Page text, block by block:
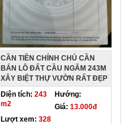
CẦN TIỀN CHÍNH CHỦ CẦN
BÁN LÔ ĐẤT CẦU NGĂM 243M
XÂY BIỆT THỰ VƯỜN RẤT ĐẸP
Diện tích: 243
m2
Hướng:
Giá: 13.000đ
Lượt xem: 328